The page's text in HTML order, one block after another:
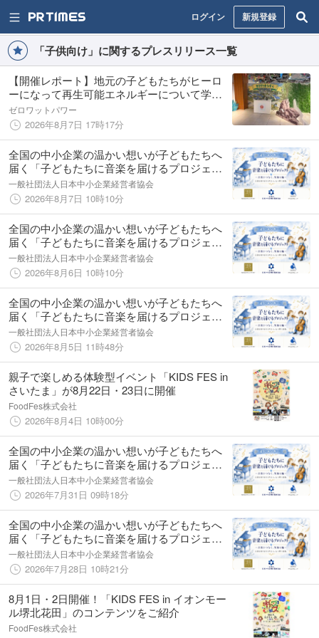
ログイン 新規登録
「子供向け」に関するプレスリリース一覧
【開催レポート】地元の子どもたちがヒーロ
ーになって再生可能エネルギーについて学
ぶ！サイエンスワークショップ「ゼロワット
パワークエスト」開催
ゼロワットパワー
2026年8月7日 17時17分
全国の中小企業の温かい想いが子どもたちへ
届く「子どもたちに音楽を届けるプロジェク
ト」in 滋賀
一般社団法人日本中小企業経営者協会
2026年8月7日 10時10分
全国の中小企業の温かい想いが子どもたちへ
届く「子どもたちに音楽を届けるプロジェク
ト」in 大阪
一般社団法人日本中小企業経営者協会
2026年8月6日 10時10分
全国の中小企業の温かい想いが子どもたちへ
届く「子どもたちに音楽を届けるプロジェク
ト」
一般社団法人日本中小企業経営者協会
2026年8月5日 11時48分
親子で楽しめる体験型イベント「KIDS FES in
さいたま」が8月22日・23日に開催
FoodFes株式会社
2026年8月4日 10時00分
全国の中小企業の温かい想いが子どもたちへ
届く「子どもたちに音楽を届けるプロジェク
ト」
一般社団法人日本中小企業経営者協会
2026年7月31日 09時18分
全国の中小企業の温かい想いが子どもたちへ
届く「子どもたちに音楽を届けるプロジェク
ト」
一般社団法人日本中小企業経営者協会
2026年7月28日 10時21分
8月1日・2日開催！「KIDS FES in イオンモー
ル堺北花田」のコンテンツをご紹介
FoodFes株式会社